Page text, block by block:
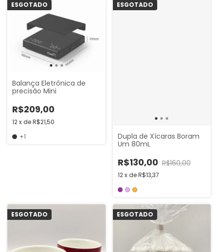
ESGOTADO
Balança Eletrônica de
precisão Mini
R$209,00
12xdeR$21,50
+1
ESGOTADO
Dupla de Xícaras Boram
Um 80mL
R$130,00 R$160,00
12 xdeR$13,37
ESGOTADO ESGOTADO